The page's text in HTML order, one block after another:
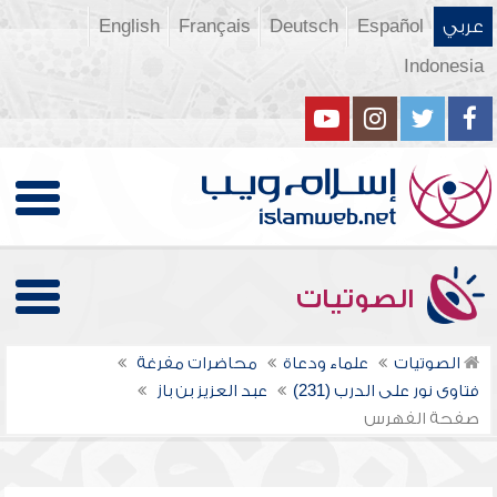
عربي Español
Deutsch
Français
English
Indonesia
الصوتيات
الصوتيات علماء ودعاة
محاضرات مفرغة
فتاوى نور على الدرب (231)
عبد العزيز بن باز
صفحة الفهرس